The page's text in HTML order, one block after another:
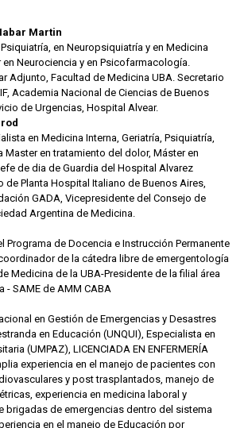
Martin
en Neuropsiquiatría y en Medicina
en Neurociencia y en Psicofarmacología.
Adjunto, Facultad de Medicina UBA. Secretario
Academia Nacional de Ciencias de Buenos
de Urgencias, Hospital Alvear.
en Medicina Interna, Geriatría, Psiquiatría,
Master en tratamiento del dolor, Máster en
de dia de Guardia del Hospital Alvarez
de Planta Hospital Italiano de Buenos Aires,
GADA, Vicepresidente del Consejo de
Argentina de Medicina.
Programa de Docencia e Instrucción Permanente
de la cátedra libre de emergentología
Medicina de la UBA-Presidente de la filial área
- SAME de AMM CABA
en Gestión de Emergencias y Desastres
en Educación (UNQUI), Especialista en
(UMPAZ), LICENCIADA EN ENFERMERÍA
experiencia en el manejo de pacientes con
y post trasplantados, manejo de
experiencia en medicina laboral y
brigadas de emergencias dentro del sistema
en el manejo de Educación por